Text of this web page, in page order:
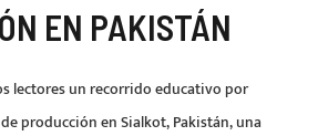
EN PAKISTÁN
lectores un recorrido educativo por
producción en Sialkot, Pakistán, una